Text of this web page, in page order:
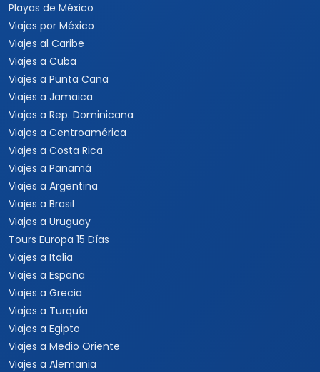
Playas de México
Viajes por México
Viajes al Caribe
Viajes a Cuba
Viajes a Punta Cana
Viajes a Jamaica
Viajes a Rep. Dominicana
Viajes a Centroamérica
Viajes a Costa Rica
Viajes a Panamá
Viajes a Argentina
Viajes a Brasil
Viajes a Uruguay
Tours Europa 15 Días
Viajes a Italia
Viajes a España
Viajes a Grecia
Viajes a Turquía
Viajes a Egipto
Viajes a Medio Oriente
Viajes a Alemania